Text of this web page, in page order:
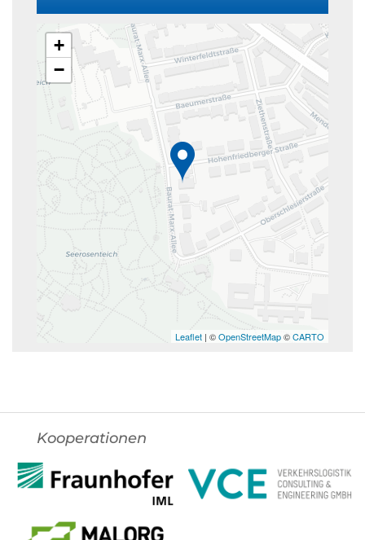
+
−
Leaflet | ©OpenStreetMap©CARTO
Kooperationen